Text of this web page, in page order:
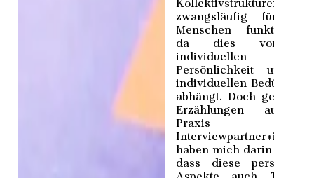
Kollektivstrukturen
zwangsläufig für
Menschen
da dies von
individuellen
Persönlichkeit und
individuellen
abhängt. Doch gerade
Erzählungen aus
Praxis
Interviewpartner*innen
haben mich darin
dass diese